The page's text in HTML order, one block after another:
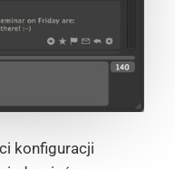
konfiguracji